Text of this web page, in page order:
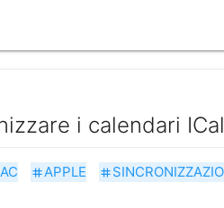
i calendari
tag
tagAPPLE